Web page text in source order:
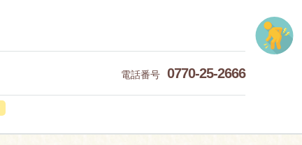
電話番号 0770-25-2666